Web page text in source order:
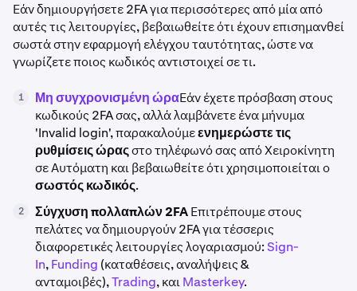
Εάν δημιουργήσετε 2FA για περισσότερες από μία από
αυτές τις λειτουργίες, βεβαιωθείτε ότι έχουν επισημανθεί
σωστά στην εφαρμογή ελέγχου ταυτότητας, ώστε να
γνωρίζετε ποιος κωδικός αντιστοιχεί σε τι.
1 Μη συγχρονισμένη ώραΕάν έχετε πρόσβαση στους
κωδικούς 2FA σας, αλλά λαμβάνετε ένα μήνυμα
'Invalid login', παρακαλούμεενημερώστε τις
ρυθμίσεις ώραςστο τηλέφωνό σας από Χειροκίνητη
σε Αυτόματη και βεβαιωθείτε ότι χρησιμοποιείται ο
σωστός κωδικός.
2 Σύγχυση πολλαπλών 2FAΕπιτρέπουμε στους
πελάτες να δημιουργούν 2FA για τέσσερις
διαφορετικές λειτουργίες λογαριασμού: Sign-
In,Funding (καταθέσεις, αναλήψεις &
ανταμοιβές),Trading, καιMasterkey.